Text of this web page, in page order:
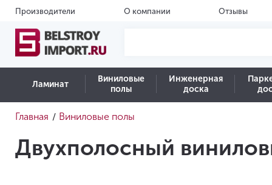
Производители О компании Отзывы
Ламинат
Виниловые
полы
Инженерная
доска
Главная / Виниловые полы
Двухполосный